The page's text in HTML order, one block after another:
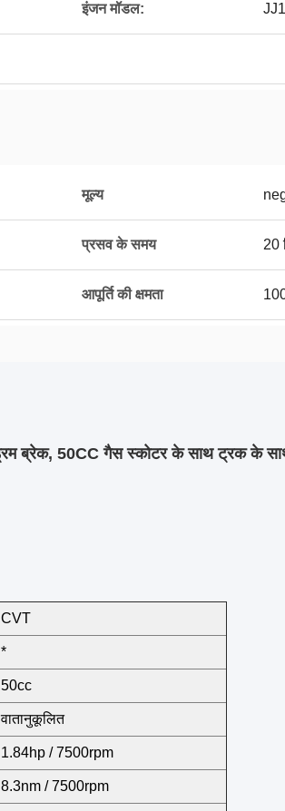
इंजन मॉडल:
मूल्य
प्रसव के समय 20
आपूर्ति की क्षमता
ब्रेक, 50CC गैस स्कोटर के साथ ट्रक के
CVT
*
50cc
वातानुकूलित
1.84hp / 7500rpm
8.3nm / 7500rpm